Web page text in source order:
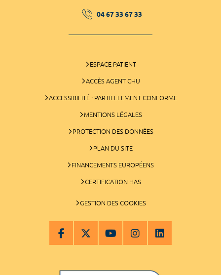
04 67 33 67 33
ESPACE PATIENT
ACCÈS AGENT CHU
ACCESSIBILITÉ : PARTIELLEMENT CONFORME
MENTIONS LÉGALES
PROTECTION DES DONNÉES
PLAN DU SITE
FINANCEMENTS EUROPÉENS
CERTIFICATION HAS
GESTION DES COOKIES